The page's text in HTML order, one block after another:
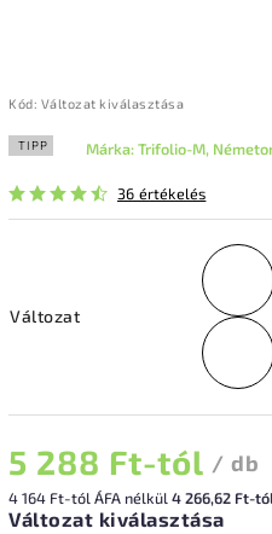
Kód: Változat kiválasztása
TIPP
36 értékelés
Márka:Trifolio-M,
Változat
5 288 Ft-tól / db
4 164 Ft-tól ÁFA nélkül 4 266,62 Ft-
Változat kiválasztása